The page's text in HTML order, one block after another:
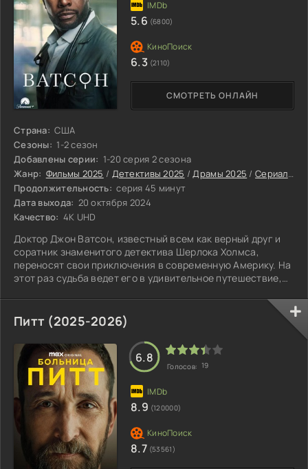
Страна: США
Сезоны: 1-2 сезон
Добавлены серии: 1-20 серия 2 сезона
Жанр: Фильмы 2025 / Детективы 2025 /Драмы 2025 /Сериалы 2025
Продолжительность: серия 45 минут
Дата выхода: 20 октября 2024
Качество: 4K UHD
Доктор Джон Ватсон, известный всем как верный друг и
соратник знаменитого детектива Шерлока Холмса,
переносят свои приключения в современную Америку. На
этот раз судьба ведет его в удивительное путешествие,
Райхенбах.
СМОТРЕТЬ ОНЛАЙН
5.6 (6800)
6.3 (2110)
Питт (2025-2026)
6.8
Голосов: 19
8.9 (120000)
8.7 (53561)